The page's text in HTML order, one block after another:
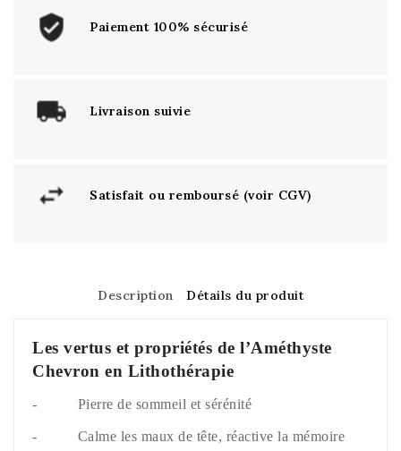
Paiement 100% sécurisé
Livraison suivie
Satisfait ou remboursé (voir CGV)
Description Détails du produit
Les vertus et propriétés de l’Améthyste
Chevron en Lithothérapie
- Pierre de sommeil et sérénité
- Calme les maux de tête, réactive la mémoire